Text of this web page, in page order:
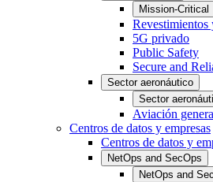
Mission-Critical
5G privado
Public Safety
Secure and
Sector aeronáutico
Sector
Aviación
Centros de datos y empresas
Centros de datos y
NetOps and SecOps
NetOps and